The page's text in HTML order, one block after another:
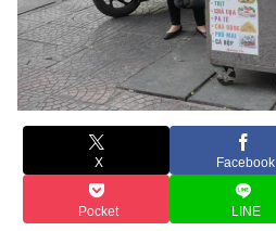
X Facebook
Pocket LINE